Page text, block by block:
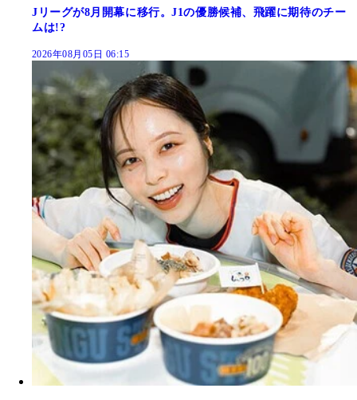
Jリーグが8月開幕に移行。J1の優勝候補、飛躍に期待のチー
ムは!?
2026年08月05日 06:15